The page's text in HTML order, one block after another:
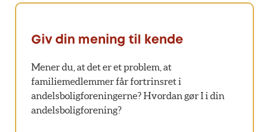
Giv din mening til kende
Mener du, at det er et problem, at
familiemedlemmer får fortrinsret i
andelsboligforeningerne? Hvordan gør I i din
andelsboligforening?